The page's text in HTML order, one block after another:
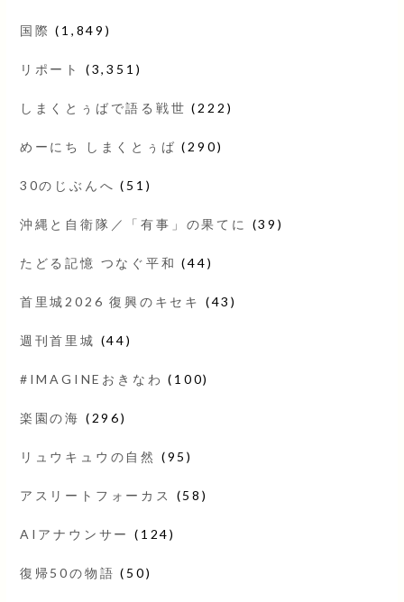
国際 (1,849)
リポート (3,351)
しまくとぅばで語る戦世 (222)
めーにち しまくとぅば (290)
30のじぶんへ (51)
沖縄と自衛隊／「有事」の果てに (39)
たどる記憶 つなぐ平和 (44)
首里城2026 復興のキセキ (43)
週刊首里城 (44)
#IMAGINEおきなわ (100)
楽園の海 (296)
リュウキュウの自然 (95)
アスリートフォーカス (58)
AIアナウンサー (124)
復帰50の物語 (50)